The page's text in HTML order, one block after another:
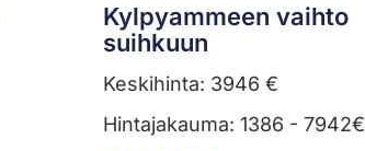
Kylpyammeen vaihto
suihkuun
Keskihinta: 3946 €
Hintajakauma: 1386 - 7942€